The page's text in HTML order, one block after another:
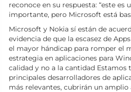
reconoce en su respuesta: “este es
importante, pero Microsoft está
Microsoft y Nokia sí están de
evidencia de que la escasez de
el mayor hándicap para romper el
estrategia en aplicaciones para
calidad y no a la cantidad Estamos
principales desarrolladores de
más relevantes, cubrirán un amplio